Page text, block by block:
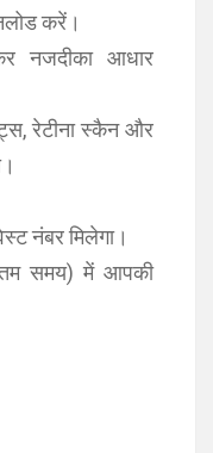
करें।
नजदीका आधार
रेटीना स्‍कैन और
नंबर मिलेगा।
समय) में आपकी